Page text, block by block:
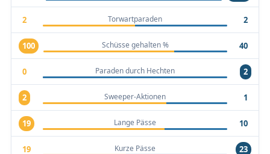
2 Torwartparaden 2
100 Schüsse gehalten % 40
0 Paraden durch Hechten 2
2 Sweeper-Aktionen 1
19 Lange Pässe 10
19 Kurze Pässe 23